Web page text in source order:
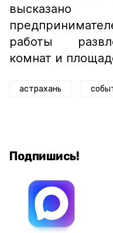
работы
комнат и
астрахань
Подпишись!